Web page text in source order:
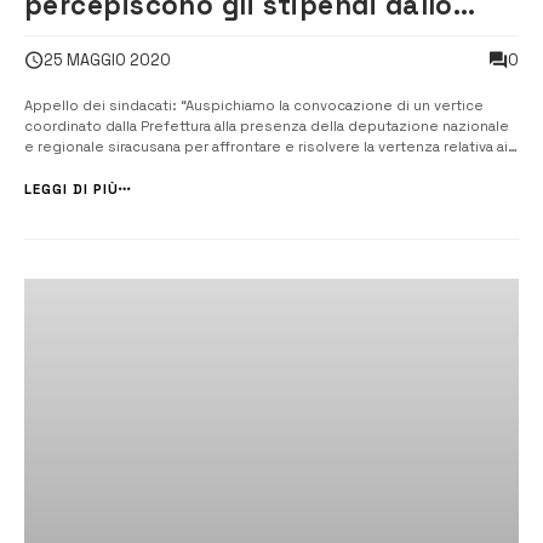
25 MAGGIO 2020 0
Appello dei sindacati: “Auspichiamo la convocazione di un vertice
coordinato dalla Prefettura alla presenza della deputazione nazionale
e regionale siracusana per affrontare e risolvere la vertenza relativa ai
Pachino”. [/] A sollecitare un’azione concreta diretta dalla Prefettura...
LEGGI DI PIÙ